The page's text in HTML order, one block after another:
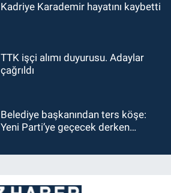
Kadriye Karademir hayatını kaybetti
TTK işçi alımı duyurusu. Adaylar
çağrıldı
Belediye başkanından ters köşe:
Yeni Parti’ye geçecek derken…